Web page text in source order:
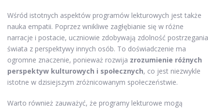
Wśród istotnych aspektów programów lekturowych jest także
nauka empatii. Poprzez wnikliwe zagłębianie się w różne
narracje i postacie, uczniowie zdobywają zdolność postrzegania
świata z perspektywy innych osób. To doświadczenie ma
ogromne znaczenie, ponieważ rozwija zrozumienie różnych
perspektyw kulturowych i społecznych, co jest niezwykle
istotne w dzisiejszym zróżnicowanym społeczeństwie.
Warto również zauważyć, że programy lekturowe mogą